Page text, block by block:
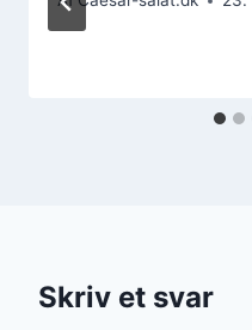
Skriv et svar